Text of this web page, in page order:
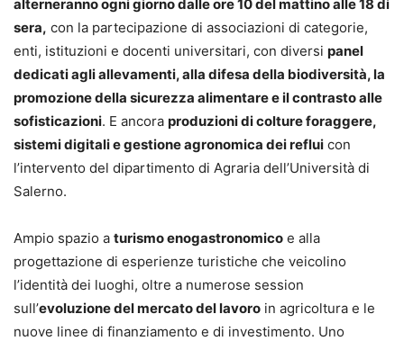
alterneranno ogni giorno dalle ore 10 del mattino alle 18 di
sera, con la partecipazione di associazioni di categorie,
enti, istituzioni e docenti universitari, con diversi panel
dedicati agli allevamenti, alla difesa della biodiversità, la
promozione della sicurezza alimentare e il contrasto alle
sofisticazioni. E ancora produzioni di colture foraggere,
sistemi digitali e gestione agronomica dei reflui con
l’intervento del dipartimento di Agraria dell’Università di
Salerno.
Ampio spazio a turismo enogastronomico e alla
progettazione di esperienze turistiche che veicolino
l’identità dei luoghi, oltre a numerose session
sull’evoluzione del mercato del lavoro in agricoltura e le
nuove linee di finanziamento e di investimento. Uno